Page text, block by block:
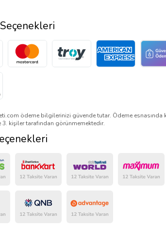
ödeme bilgilerinizi güvende tutar. Ödeme esnasında
3. kişiler tarafından görünmemektedir.